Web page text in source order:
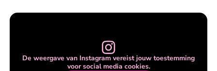
De weergave van Instagram vereist jouw toestemming
voor social media cookies.